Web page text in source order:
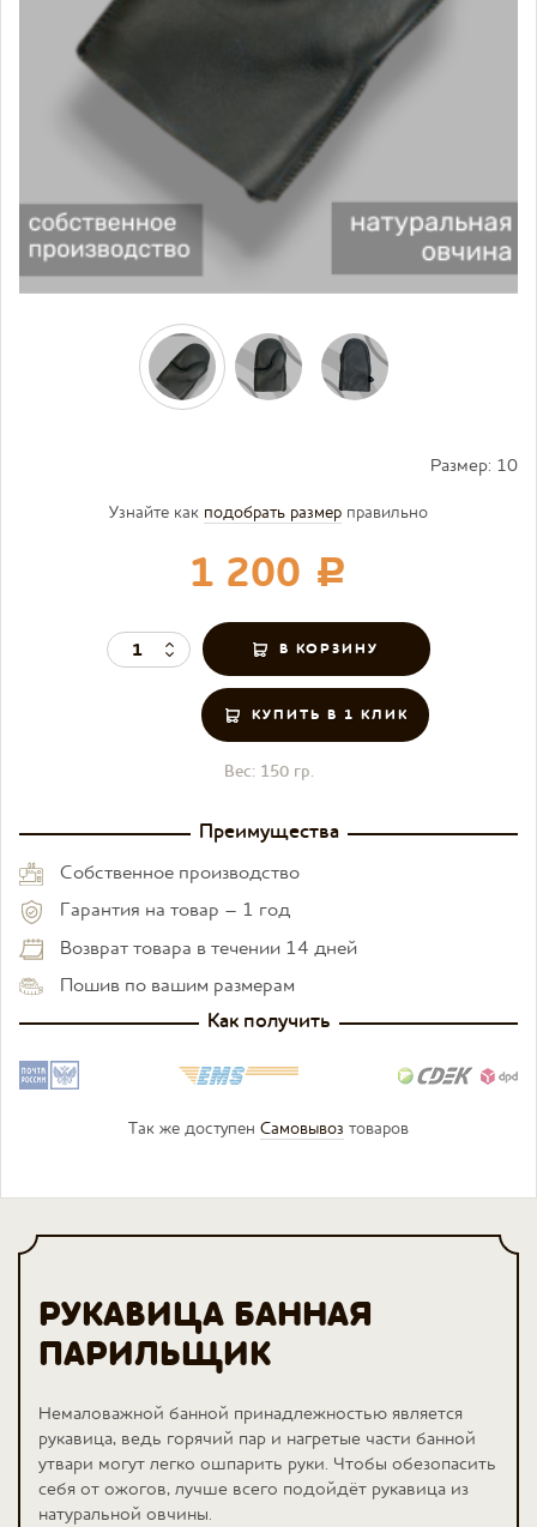
Узнайте как подобрать размер правильно
1 200 c
КУПИТЬ В 1 КЛИК
Размер: 10
Вес: 150 гр.
Преимущества
Собственное производство
Гарантия на товар – 1 год
Возврат товара в течении 14 дней
Пошив по вашим размерам
Как получить
Так же доступен Самовывоз товаров
РУКАВИЦА БАННАЯ
ПАРИЛЬЩИК
Немаловажной банной принадлежностью является
рукавица, ведь горячий пар и нагретые части банной
утвари могут легко ошпарить руки. Чтобы обезопасить
себя от ожогов, лучше всего подойдёт рукавица из
натуральной овчины.